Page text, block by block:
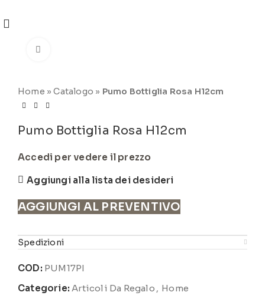
Home »Catalogo » Pumo Bottiglia Rosa H12cm
Pumo Bottiglia Rosa H12cm
Accedi per vedere il prezzo
Aggiungi alla lista dei desideri
AGGIUNGI AL PREVENTIVO
Spedizioni
COD: PUM17PI
Categorie: Articoli Da Regalo , Home